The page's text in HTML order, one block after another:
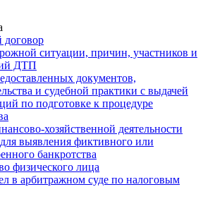
договор
ситуации, причин, участников и
ДТП
документов,
и судебной практики с выдачей
по подготовке к процедуре
хозяйственной деятельности
выявления фиктивного или
банкротства
физического лица
в арбитражном суде по налоговым